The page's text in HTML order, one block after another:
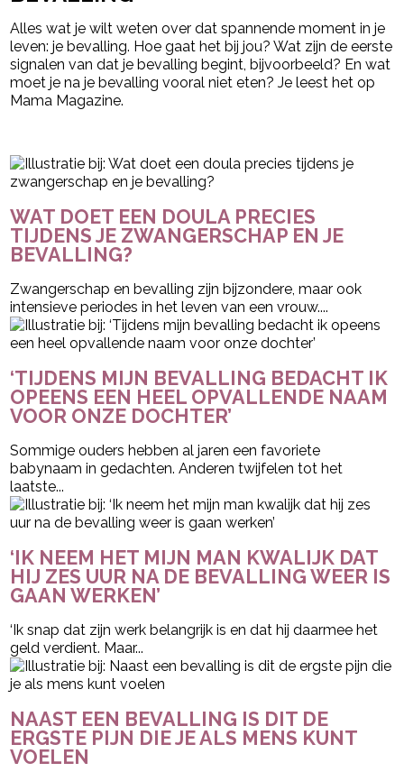
Alles wat je wilt weten over dat spannende moment in je
leven: je bevalling. Hoe gaat het bij jou? Wat zijn de eerste
signalen van dat je bevalling begint, bijvoorbeeld? En wat
moet je na je bevalling vooral niet eten? Je leest het op
Mama Magazine.
WAT DOET EEN DOULA PRECIES
TIJDENS JE ZWANGERSCHAP EN JE
BEVALLING?
Zwangerschap en bevalling zijn bijzondere, maar ook
intensieve periodes in het leven van een vrouw....
‘TIJDENS MIJN BEVALLING BEDACHT IK
OPEENS EEN HEEL OPVALLENDE NAAM
VOOR ONZE DOCHTER’
Sommige ouders hebben al jaren een favoriete
babynaam in gedachten. Anderen twijfelen tot het
laatste...
‘IK NEEM HET MIJN MAN KWALIJK DAT
HIJ ZES UUR NA DE BEVALLING WEER IS
GAAN WERKEN’
‘Ik snap dat zijn werk belangrijk is en dat hij daarmee het
geld verdient. Maar...
NAAST EEN BEVALLING IS DIT DE
ERGSTE PIJN DIE JE ALS MENS KUNT
VOELEN